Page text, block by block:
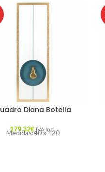
Diana Botella
179,32€ IVA Incl.
Medidas:40 x 120